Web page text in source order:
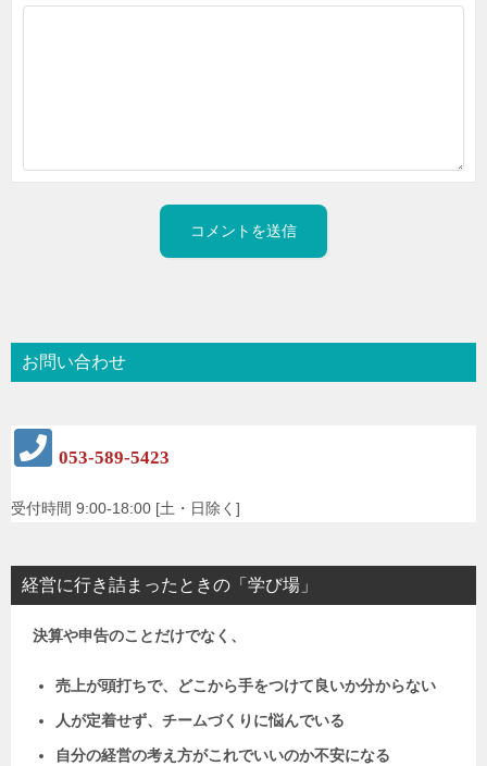
お問い合わせ
053-589-5423
受付時間 9:00-18:00 [土・日除く]
経営に行き詰まったときの「学び場」
決算や申告のことだけでなく、
売上が頭打ちで、どこから手をつけて良いか分からない
人が定着せず、チームづくりに悩んでいる
自分の経営の考え方がこれでいいのか不安になる